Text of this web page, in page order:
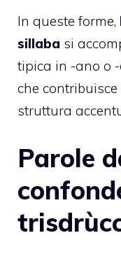
In queste forme,
sillaba si
tipica in -ano o
che
struttura
Parole